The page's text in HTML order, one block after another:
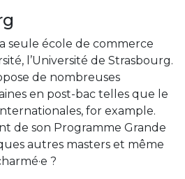
seule école de commerce
l’Université de Strasbourg.
de nombreuses
en post-bac telles que le
for example.
de son Programme Grande
autres masters et même
?